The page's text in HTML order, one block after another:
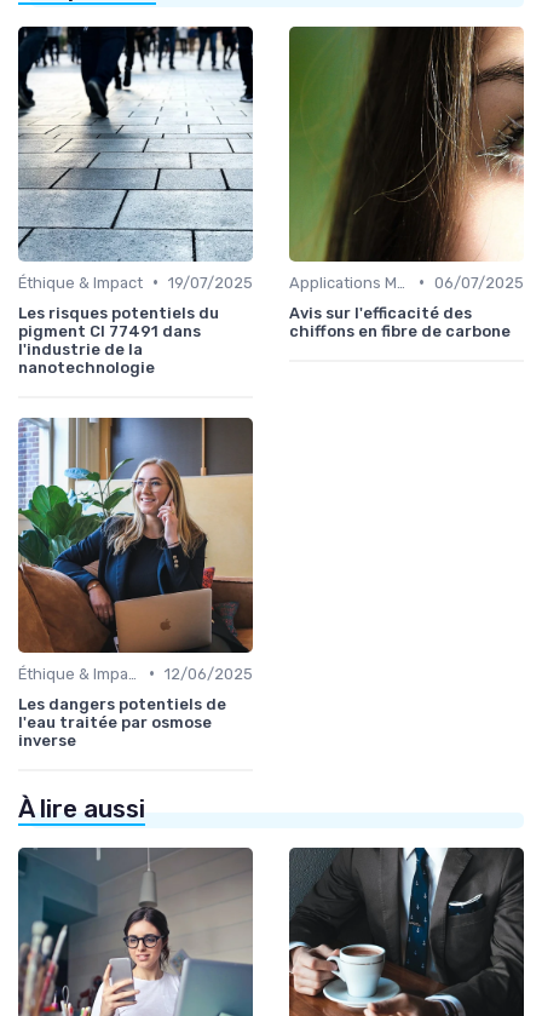
Éthique & Impact • 19/07/2025
Les risques potentiels du
pigment CI 77491 dans
l'industrie de la
nanotechnologie
• 06/07/2025
Avis sur l'efficacité des
chiffons en fibre de carbone
• 12/06/2025
Les dangers potentiels de
l'eau traitée par osmose
inverse
À lire aussi